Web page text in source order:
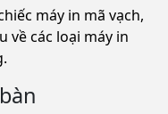
máy in mã vạch,
về các loại máy in